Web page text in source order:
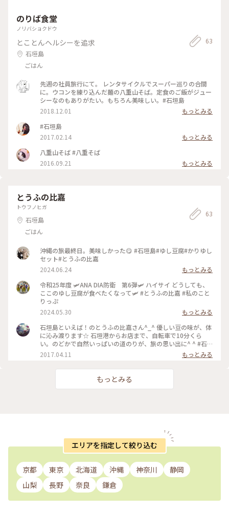
のりば食堂
ノリバショクドウ
とことんヘルシーを追求
石垣島
ごはん
63
先週の社員旅行にて。 レンタサイクルでスーパー巡りの合間
に。ウコンを練り込んだ麺の八重山そば。定食のご飯がジュー
シーなのもありがたい。もちろん美味しい。#石垣島
2018.12.01
もっとみる
#石垣島
2017.02.14
もっとみる
八重山そば #八重そば
2016.09.21
もっとみる
とうふの比嘉
トウフノヒガ
石垣島
ごはん
63
沖縄の旅最終日。美味しかった😋 #石垣島#ゆし豆腐#かりゆし
セット#とうふの比嘉
2024.06.24
もっとみる
令和25年度 🛩️ANA DIA防衛 第6弾🛩️ ハイサイ どうしても、
ここのゆし豆腐が食べたくなって🛩️ #とうふの比嘉 #私のこと
りっぷ
2024.05.30
もっとみる
石垣島といえば！のとうふの比嘉さん^_^ 優しい豆の味が、体
に沁み渡ります☆ 石垣港からお店まで、自転車で10分くら
い。のどかで自然いっぱいの道のりが、旅の思い出に^ ^ #石
垣島
2017.04.11 もっとみる
もっとみる
エリアを指定して絞り込む
京都 東京 北海道 沖縄 神奈川
静岡
山梨
長野 奈良 鎌倉